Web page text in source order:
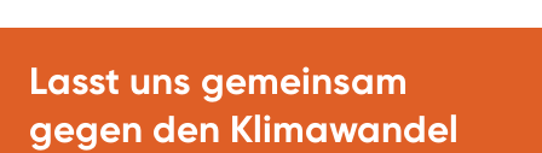
Lasst uns gemeinsam
gegen den Klimawandel